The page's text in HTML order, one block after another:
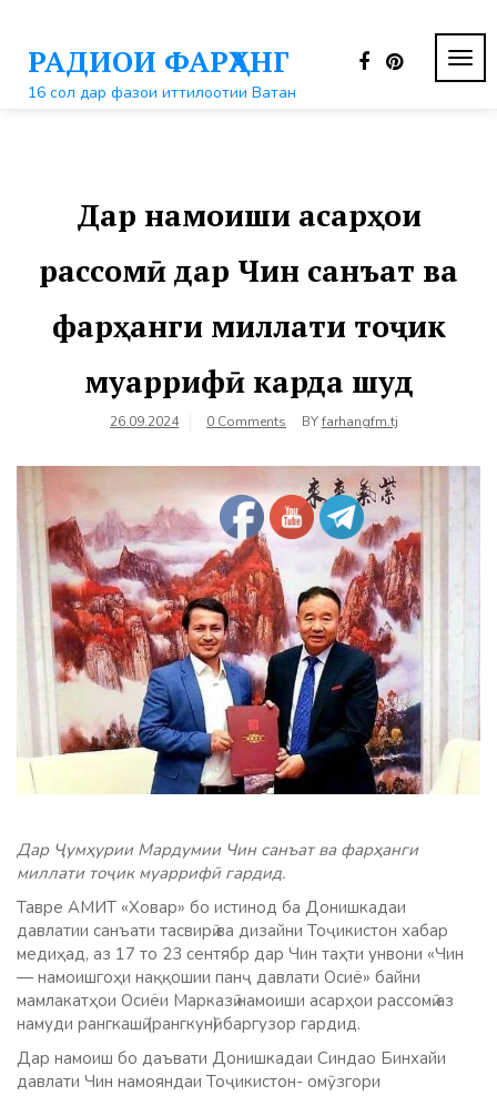
контентуРАДИОИ ФАРҲАНГ
16 сол дар фазои иттилоотии Ватан
Дар намоиши асарҳои
рассомӣ дар Чин санъат ва
фарҳанги миллати тоҷик
муаррифӣ карда шуд
26.09.2024 0 Comments BYfarhangfm.tj
Дар Ҷумҳурии Мардумии Чин санъат ва фарҳанги
миллати тоҷик муаррифӣ гардид.
Тавре АМИТ «Ховар» бо истинод ба Донишкадаи
давлатии санъати тасвирӣ ва дизайни Тоҷикистон хабар
медиҳад, аз 17 то 23 сентябр дар Чин таҳти унвони «Чин
— намоишгоҳи наққошии панҷ давлати Осиё» байни
мамлакатҳои Осиёи Марказӣ намоиши асарҳои рассомӣ аз
намуди рангкашӣ (рангкунӣ) баргузор гардид.
Дар намоиш бо даъвати Донишкадаи Синдао Бинхайи
давлати Чин намояндаи Тоҷикистон- омӯзгори